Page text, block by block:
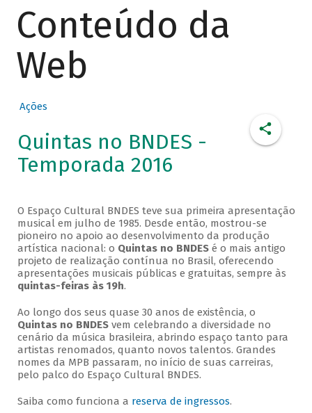
Conteúdo da
Web
Ações
Quintas no BNDES -
Temporada 2016
O Espaço Cultural BNDES teve sua primeira apresentação
musical em julho de 1985. Desde então, mostrou-se
pioneiro no apoio ao desenvolvimento da produção
artística nacional: o Quintas no BNDESé o mais antigo
projeto de realização contínua no Brasil, oferecendo
apresentações musicais públicas e gratuitas, sempre às
quintas-feiras às 19h.
Ao longo dos seus quase 30 anos de existência, o
Quintas no BNDESvem celebrando a diversidade no
cenário da música brasileira, abrindo espaço tanto para
artistas renomados, quanto novos talentos. Grandes
nomes da MPB passaram, no início de suas carreiras,
pelo palco do Espaço Cultural BNDES.
Saiba como funciona a reserva de ingressos.